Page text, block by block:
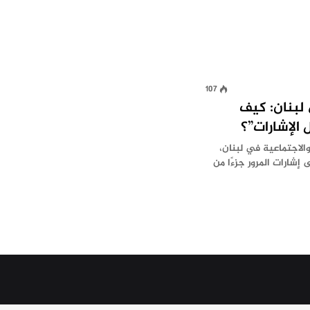
107
كيف
في لبنان،
المرور جزءًا من